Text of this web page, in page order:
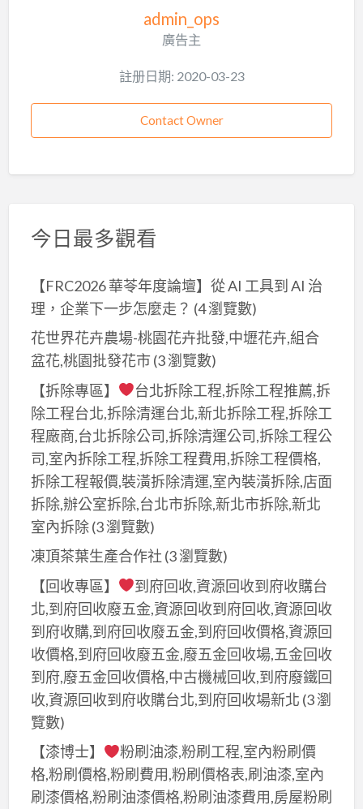
admin_ops
廣告主
註册日期: 2020-03-23
Contact Owner
今日最多觀看
【FRC2026 華苓年度論壇】從 AI 工具到 AI 治
理，企業下一步怎麼走？ (4 瀏覽數)
花世界花卉農場-桃園花卉批發,中壢花卉,組合
盆花,桃園批發花市(3 瀏覽數)
【拆除專區】
台北拆除工程,拆除工程推薦,拆
除工程台北,拆除清運台北,新北拆除工程,拆除工
程廠商,台北拆除公司,拆除清運公司,拆除工程公
司,室內拆除工程,拆除工程費用,拆除工程價格,
拆除工程報價,裝潢拆除清運,室內裝潢拆除,店面
拆除,辦公室拆除,台北市拆除,新北市拆除,新北
室內拆除(3 瀏覽數)
凍頂茶葉生產合作社 (3 瀏覽數)
【回收專區】
到府回收,資源回收到府收購台
北,到府回收廢五金,資源回收到府回收,資源回收
到府收購,到府回收廢五金,到府回收價格,資源回
收價格,到府回收廢五金,廢五金回收場,五金回收
到府,廢五金回收價格,中古機械回收,到府廢鐵回
收,資源回收到府收購台北,到府回收場新北 (3 瀏
覽數)
【漆博士】
粉刷油漆,粉刷工程,室內粉刷價
格,粉刷價格,粉刷費用,粉刷價格表,刷油漆,室內
刷漆價格,粉刷油漆價格,粉刷油漆費用,房屋粉刷